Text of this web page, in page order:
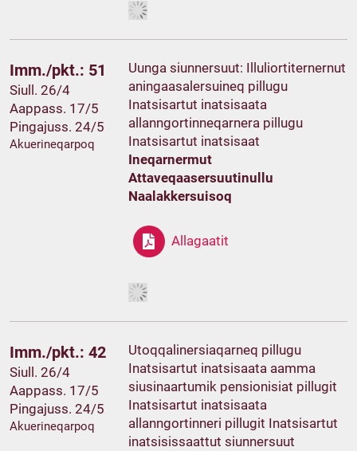
Imm./pkt.: 51
Siull. 26/4
Aappass. 17/5
Pingajuss. 24/5
Akuerineqarpoq
Uunga siunnersuut: Illuliortiternernut
aningaasalersuineq pillugu
Inatsisartut inatsisaata
allanngortinneqarnera pillugu
Inatsisartut inatsisaat
Ineqarnermut
Attaveqaasersuutinullu
Naalakkersuisoq
Allagaatit
Imm./pkt.: 42
Siull. 26/4
Aappass. 17/5
Pingajuss. 24/5
Akuerineqarpoq
Utoqqalinersiaqarneq pillugu
Inatsisartut inatsisaata aamma
siusinaartumik pensionisiat pillugit
Inatsisartut inatsisaata
allanngortinneri pillugit Inatsisartut
inatsisissaattut siunnersuut